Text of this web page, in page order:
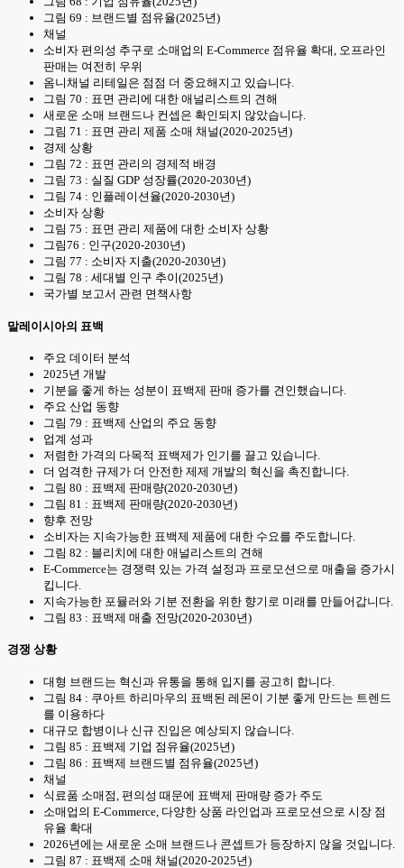
그림 69 : 브랜드별 점유율(2025년)
채널
소비자 편의성 추구로 소매업의 E-Commerce 점유율 확대, 오프라인
판매는 여전히 우위
옴니채널 리테일은 점점 더 중요해지고 있습니다.
그림 70 : 표면 관리에 대한 애널리스트의 견해
새로운 소매 브랜드나 컨셉은 확인되지 않았습니다.
그림 71 : 표면 관리 제품 소매 채널(2020-2025년)
경제 상황
그림 72 : 표면 관리의 경제적 배경
그림 73 : 실질 GDP 성장률(2020-2030년)
그림 74 : 인플레이션율(2020-2030년)
소비자 상황
그림 75 : 표면 관리 제품에 대한 소비자 상황
그림76 : 인구(2020-2030년)
그림 77 : 소비자 지출(2020-2030년)
그림 78 : 세대별 인구 추이(2025년)
국가별 보고서 관련 면책사항
말레이시아의 표백
주요 데이터 분석
2025년 개발
기분을 좋게 하는 성분이 표백제 판매 증가를 견인했습니다.
주요 산업 동향
그림 79 : 표백제 산업의 주요 동향
업계 성과
저렴한 가격의 다목적 표백제가 인기를 끌고 있습니다.
더 엄격한 규제가 더 안전한 제제 개발의 혁신을 촉진합니다.
그림 80 : 표백제 판매량(2020-2030년)
그림 81 : 표백제 판매량(2020-2030년)
향후 전망
소비자는 지속가능한 표백제 제품에 대한 수요를 주도합니다.
그림 82 : 블리치에 대한 애널리스트의 견해
E-Commerce는 경쟁력 있는 가격 설정과 프로모션으로 매출을 증가시
킵니다.
지속가능한 포뮬러와 기분 전환을 위한 향기로 미래를 만들어갑니다.
그림 83 : 표백제 매출 전망(2020-2030년)
경쟁 상황
대형 브랜드는 혁신과 유통을 통해 입지를 공고히 합니다.
그림 84 : 쿠아트 하리마우의 표백된 레몬이 기분 좋게 만드는 트렌드
를 이용하다
대규모 합병이나 신규 진입은 예상되지 않습니다.
그림 85 : 표백제 기업 점유율(2025년)
그림 86 : 표백제 브랜드별 점유율(2025년)
채널
식료품 소매점, 편의성 때문에 표백제 판매량 증가 주도
소매업의 E-Commerce, 다양한 상품 라인업과 프로모션으로 시장 점
유율 확대
2026년에는 새로운 소매 브랜드나 콘셉트가 등장하지 않을 것입니다.
그림 87 : 표백제 소매 채널(2020-2025년)